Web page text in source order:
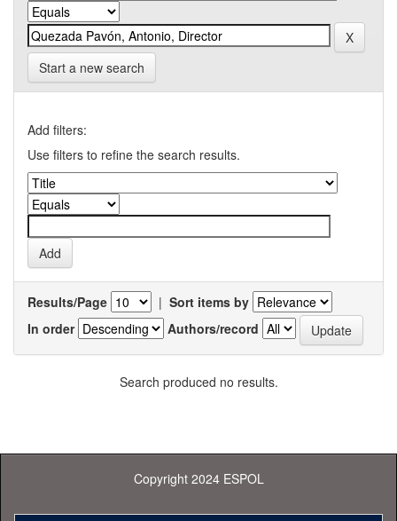
Start a new search
Add filters:
Use filters to refine the search results.
Results/Page | Sort items by
In order
Authors/record
Search produced no results.
Copyright 2024 ESPOL